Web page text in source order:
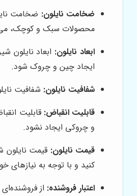
ضخامت نایلون: ضخامت
محصولات سبک و کوچک،
ابعاد نایلون: ابعاد نایلون
ایجاد چین و چروک شود.
شفافیت نایلون: شفافیت
قابلیت انقباض: قابلیت
و چروکی ایجاد نشود.
قیمت نایلون: قیمت نایلون
کنید و با توجه به نیازهای
اعتبار فروشنده: از